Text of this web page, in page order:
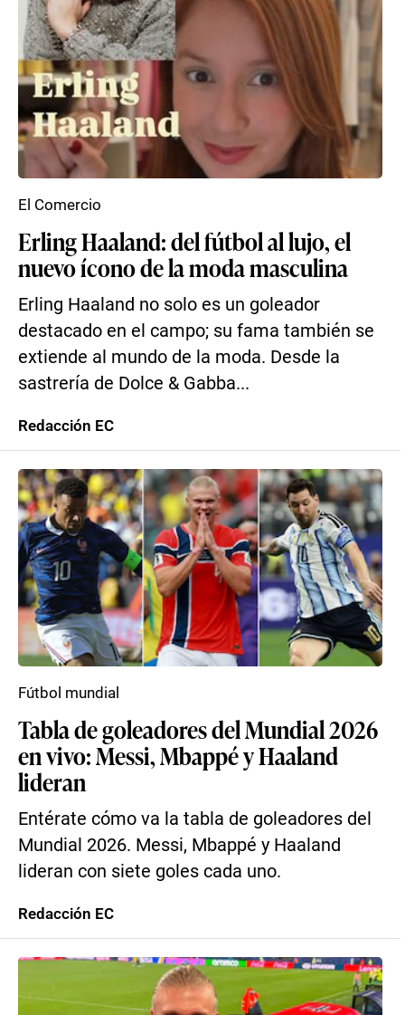
Erling Haaland: del fútbol al lujo, el
nuevo ícono de la moda masculina
Erling Haaland no solo es un goleador
destacado en el campo; su fama también se
extiende al mundo de la moda. Desde la
sastrería de Dolce & Gabba...
El Comercio
Redacción EC
Tabla de goleadores del Mundial 2026
en vivo: Messi, Mbappé y Haaland
lideran
Entérate cómo va la tabla de goleadores del
Mundial 2026. Messi, Mbappé y Haaland
lideran con siete goles cada uno.
Fútbol mundial
Redacción EC